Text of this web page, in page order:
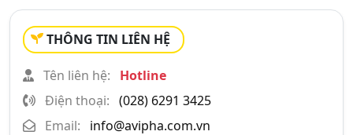
THÔNG TIN LIÊN HỆ
Tên liên hệ:
Hotline
Điện thoại: (028) 6291 3425
Email:
info@avipha.com.vn